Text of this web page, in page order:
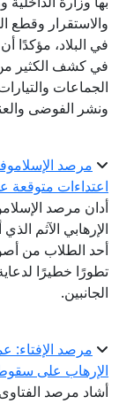
والاستقرار وقطع
في البلاد، مؤكدًا
في كشف الكثير من
الجماعات
ونشر الفوضى
مرصد
اعتداءات متوقعة
أدان مرصد
الإرهابي الآثم
أحد الطلاب من
تطورًا خطيرًا
الجانبين.
مرصد الإفتاء:
الإرهاب على
أشاد مرصد الفتاوى